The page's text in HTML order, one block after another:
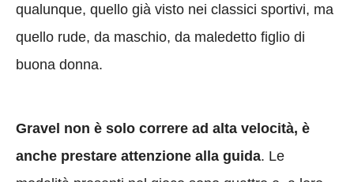
qualunque, quello già visto nei classici sportivi, ma
quello rude, da maschio, da maledetto figlio di
buona donna.
Gravel non è solo correre ad alta velocità, è
anche prestare attenzione alla guida. Le